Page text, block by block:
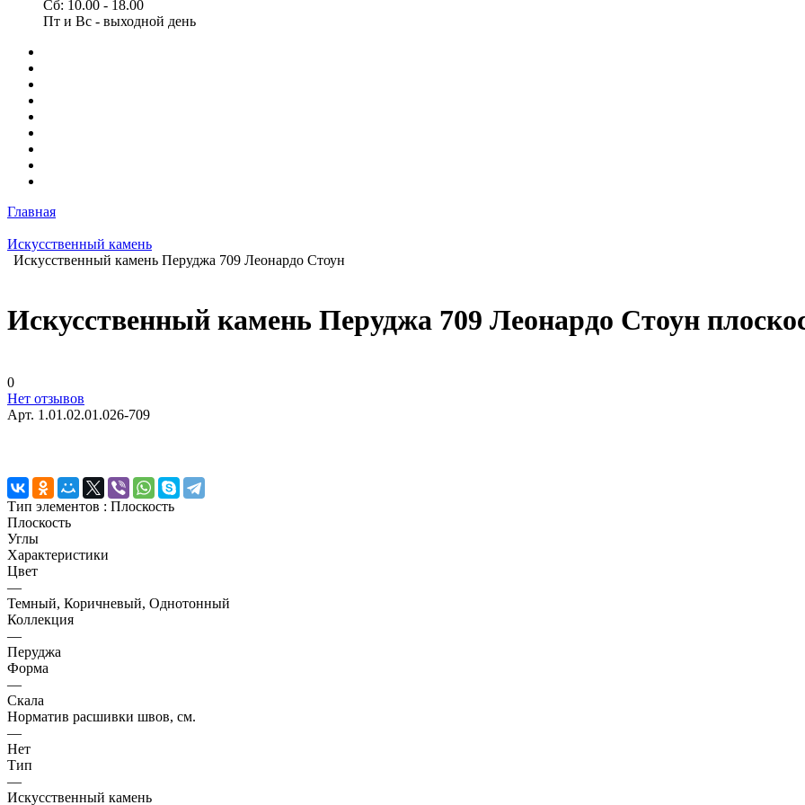
Сб: 10.00 - 18.00
Пт и Вс - выходной день
Главная
Искусственный камень
Искусственный камень Перуджа 709 Леонардо Стоун
Искусственный камень Перуджа 709 Леонардо Стоун
0
Нет отзывов
Арт. 1.01.02.01.026-709
Тип элементов : Плоскость
Плоскость
Углы
Характеристики
Цвет
—
Темный, Коричневый, Однотонный
Коллекция
—
Перуджа
Форма
—
Скала
Норматив расшивки швов, см.
—
Нет
Тип
—
Искусственный камень